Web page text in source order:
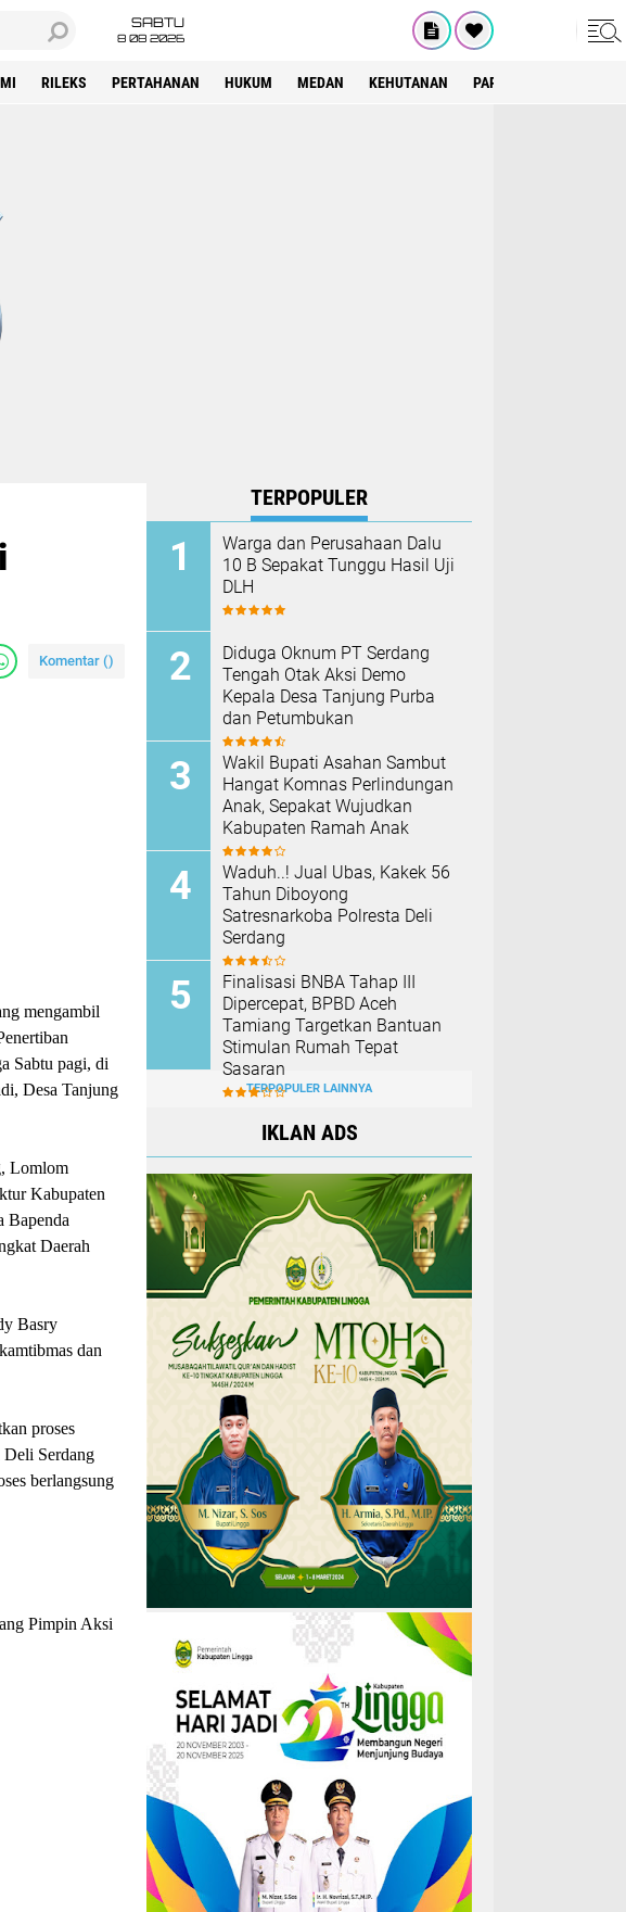
SABTU
8 08 2026
RILEKS PERTAHANAN HUKUM MEDAN KEHUTANAN PARIWISATA
Komentar ()
mengambil
Sabtu pagi, di
Desa Tanjung
Lomlom
Kabupaten
Bapenda
Daerah
Basry
dan
proses
Deli Serdang
berlangsung
Pimpin Aksi
TERPOPULER
Warga dan Perusahaan Dalu
10 B Sepakat Tunggu Hasil Uji
DLH
Diduga Oknum PT Serdang
Tengah Otak Aksi Demo
Kepala Desa Tanjung Purba
dan Petumbukan
Wakil Bupati Asahan Sambut
Hangat Komnas Perlindungan
Anak, Sepakat Wujudkan
Kabupaten Ramah Anak
Waduh..! Jual Ubas, Kakek 56
Tahun Diboyong
Satresnarkoba Polresta Deli
Serdang
Finalisasi BNBA Tahap III
Dipercepat, BPBD Aceh
Tamiang Targetkan Bantuan
Stimulan Rumah Tepat
Sasaran
TERPOPULER LAINNYA
IKLAN ADS